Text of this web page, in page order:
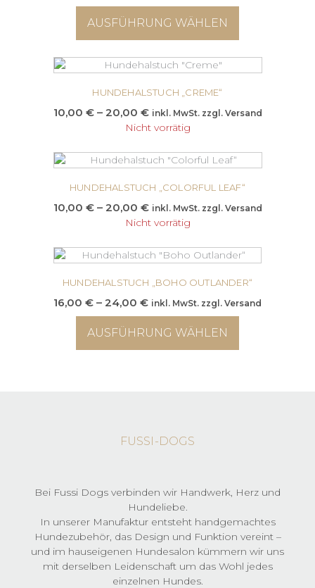
25,00 €
bis
150,00 €
AUSFÜHRUNG WÄHLEN
Produkt
weist
mehrere
auf.
Die
Optionen
können
der
Produktseite
gewählt
HUNDEHALSTUCH „CREME“
10,00 € – 20,00 €Preisspanne:
10,00 €
20,00 €
inkl. MwSt. zzgl. Versand
Nicht vorrätig
mehrere
Die
Optionen
der
HUNDEHALSTUCH „COLORFUL LEAF“
10,00 € – 20,00 €Preisspanne:
10,00 €
20,00 €
inkl. MwSt. zzgl. Versand
Nicht vorrätig
mehrere
Die
Optionen
HUNDEHALSTUCH „BOHO OUTLANDER“
16,00 € – 24,00 €Preisspanne:
16,00 €
bis
24,00 €
inkl. MwSt. zzgl. Versand
AUSFÜHRUNG WÄHLEN
Die
auf
der
Produktseite
gewählt
werden
FUSSI-DOGS
Bei Fussi Dogs verbinden wir Handwerk, Herz und
Hundeliebe.
In unserer Manufaktur entsteht handgemachtes
Hundezubehör, das Design und Funktion vereint –
und im hauseigenen Hundesalon kümmern wir uns
mit derselben Leidenschaft um das Wohl jedes
einzelnen Hundes.